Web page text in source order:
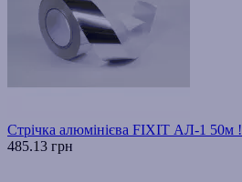
Стрічка алюмінієва FIXIT АЛ-1 50м !
485.13 грн